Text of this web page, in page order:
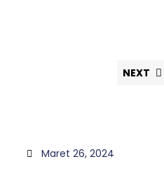
NEXT
Maret 26, 2024